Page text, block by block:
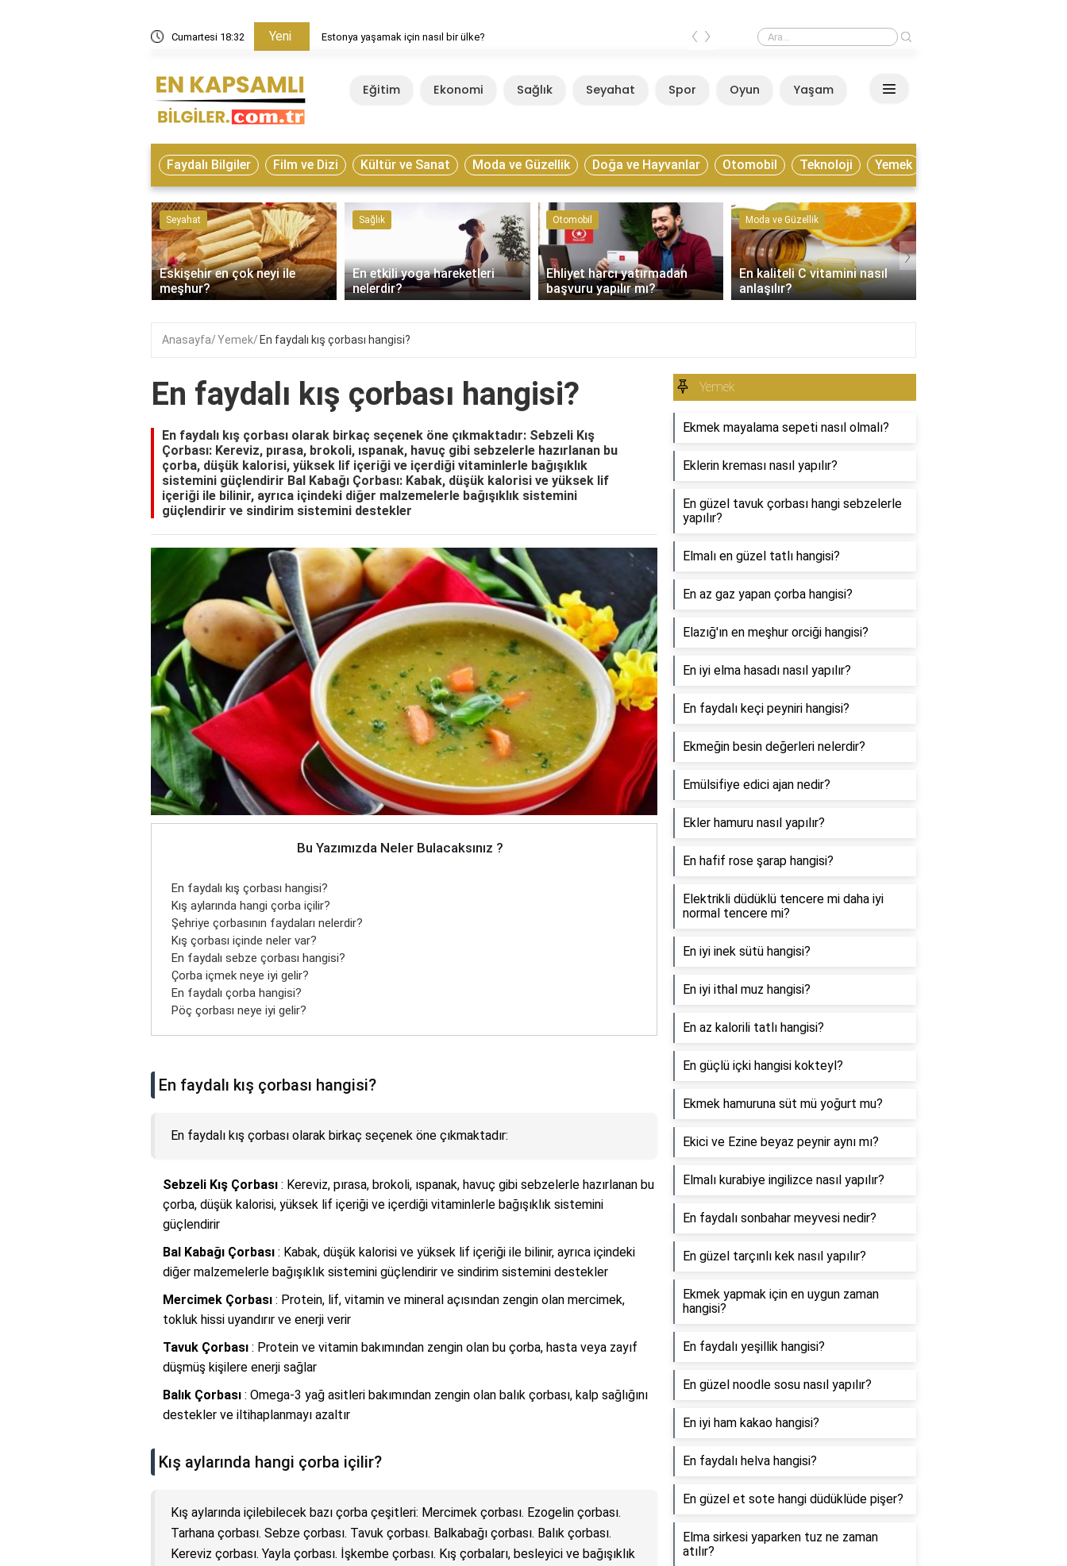
Cumartesi 18:32 Yeni Estonya yaşamak için nasıl bir ülke? Esenyurt metrobüs ile nasıl gidilir?
‹ ›
Eğitim Ekonomi Sağlık Seyahat Spor Oyun Yaşam
Faydalı Bilgiler Film ve Dizi Kültür ve Sanat Moda ve Güzellik Doğa ve Hayvanlar Otomobil Teknoloji Yemek
Seyahat
Eskişehir en çok neyi ile
meşhur?
Sağlık
En etkili yoga hareketleri
nelerdir?
Otomobil
Ehliyet harcı yatırmadan
başvuru yapılır mı?
Moda ve Güzellik
En kaliteli C vitamini nasıl
anlaşılır?
‹ ›
Anasayfa Yemek En faydalı kış çorbası hangisi?
En faydalı kış çorbası hangisi?
En faydalı kış çorbası olarak birkaç seçenek öne çıkmaktadır: Sebzeli Kış
Çorbası: Kereviz, pırasa, brokoli, ıspanak, havuç gibi sebzelerle hazırlanan bu
çorba, düşük kalorisi, yüksek lif içeriği ve içerdiği vitaminlerle bağışıklık
sistemini güçlendirir Bal Kabağı Çorbası: Kabak, düşük kalorisi ve yüksek lif
içeriği ile bilinir, ayrıca içindeki diğer malzemelerle bağışıklık sistemini
güçlendirir ve sindirim sistemini destekler
Bu Yazımızda Neler Bulacaksınız ?
En faydalı kış çorbası hangisi?
Kış aylarında hangi çorba içilir?
Şehriye çorbasının faydaları nelerdir?
Kış çorbası içinde neler var?
En faydalı sebze çorbası hangisi?
Çorba içmek neye iyi gelir?
En faydalı çorba hangisi?
Pöç çorbası neye iyi gelir?
En faydalı kış çorbası hangisi?
En faydalı kış çorbası olarak birkaç seçenek öne çıkmaktadır:
Sebzeli Kış Çorbası : Kereviz, pırasa, brokoli, ıspanak, havuç gibi sebzelerle hazırlanan bu
çorba, düşük kalorisi, yüksek lif içeriği ve içerdiği vitaminlerle bağışıklık sistemini
güçlendirir
Bal Kabağı Çorbası : Kabak, düşük kalorisi ve yüksek lif içeriği ile bilinir, ayrıca içindeki
diğer malzemelerle bağışıklık sistemini güçlendirir ve sindirim sistemini destekler
Mercimek Çorbası : Protein, lif, vitamin ve mineral açısından zengin olan mercimek,
tokluk hissi uyandırır ve enerji verir
Tavuk Çorbası : Protein ve vitamin bakımından zengin olan bu çorba, hasta veya zayıf
düşmüş kişilere enerji sağlar
Balık Çorbası : Omega-3 yağ asitleri bakımından zengin olan balık çorbası, kalp sağlığını
destekler ve iltihaplanmayı azaltır
Kış aylarında hangi çorba içilir?
Kış aylarında içilebilecek bazı çorba çeşitleri: Mercimek çorbası. Ezogelin çorbası.
Tarhana çorbası. Sebze çorbası. Tavuk çorbası. Balkabağı çorbası. Balık çorbası.
Kereviz çorbası. Yayla çorbası. İşkembe çorbası. Kış çorbaları, besleyici ve bağışıklık
Yemek
Ekmek mayalama sepeti nasıl olmalı?
Eklerin kreması nasıl yapılır?
En güzel tavuk çorbası hangi sebzelerle
yapılır?
Elmalı en güzel tatlı hangisi?
En az gaz yapan çorba hangisi?
Elazığ'ın en meşhur orciği hangisi?
En iyi elma hasadı nasıl yapılır?
En faydalı keçi peyniri hangisi?
Ekmeğin besin değerleri nelerdir?
Emülsifiye edici ajan nedir?
Ekler hamuru nasıl yapılır?
En hafif rose şarap hangisi?
Elektrikli düdüklü tencere mi daha iyi
normal tencere mi?
En iyi inek sütü hangisi?
En iyi ithal muz hangisi?
En az kalorili tatlı hangisi?
En güçlü içki hangisi kokteyl?
Ekmek hamuruna süt mü yoğurt mu?
Ekici ve Ezine beyaz peynir aynı mı?
Elmalı kurabiye ingilizce nasıl yapılır?
En faydalı sonbahar meyvesi nedir?
En güzel tarçınlı kek nasıl yapılır?
Ekmek yapmak için en uygun zaman
hangisi?
En faydalı yeşillik hangisi?
En güzel noodle sosu nasıl yapılır?
En iyi ham kakao hangisi?
En faydalı helva hangisi?
En güzel et sote hangi düdüklüde pişer?
Elma sirkesi yaparken tuz ne zaman
atılır?